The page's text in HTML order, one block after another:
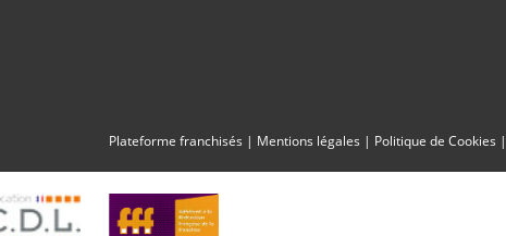
Plateforme franchisés | Mentions légales | Politique de Cookies |